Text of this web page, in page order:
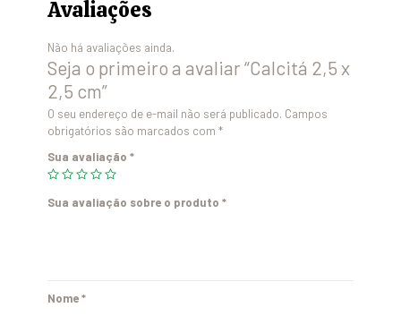
Avaliações
Não há avaliações ainda.
Seja o primeiro a avaliar “Calcitá 2,5 x
2,5 cm”
O seu endereço de e-mail não será publicado. Campos
obrigatórios são marcados com *
Sua avaliação *
Sua avaliação sobre o produto *
Nome*